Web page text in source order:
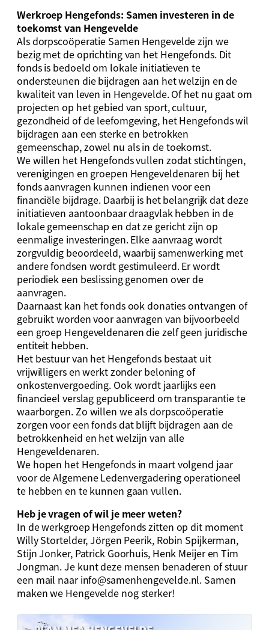
Werkroep Hengefonds: Samen investeren in de
toekomst van Hengevelde
Als dorpscoöperatie Samen Hengevelde zijn we
bezig met de oprichting van het Hengefonds. Dit
fonds is bedoeld om lokale initiatieven te
ondersteunen die bijdragen aan het welzijn en de
kwaliteit van leven in Hengevelde. Of het nu gaat om
projecten op het gebied van sport, cultuur,
gezondheid of de leefomgeving, het Hengefonds wil
bijdragen aan een sterke en betrokken
gemeenschap, zowel nu als in de toekomst.
We willen het Hengefonds vullen zodat stichtingen,
verenigingen en groepen Hengeveldenaren bij het
fonds aanvragen kunnen indienen voor een
financiële bijdrage. Daarbij is het belangrijk dat deze
initiatieven aantoonbaar draagvlak hebben in de
lokale gemeenschap en dat ze gericht zijn op
eenmalige investeringen. Elke aanvraag wordt
zorgvuldig beoordeeld, waarbij samenwerking met
andere fondsen wordt gestimuleerd. Er wordt
periodiek een beslissing genomen over de
aanvragen.
Daarnaast kan het fonds ook donaties ontvangen of
gebruikt worden voor aanvragen van bijvoorbeeld
een groep Hengeveldenaren die zelf geen juridische
entiteit hebben.
Het bestuur van het Hengefonds bestaat uit
vrijwilligers en werkt zonder beloning of
onkostenvergoeding. Ook wordt jaarlijks een
financieel verslag gepubliceerd om transparantie te
waarborgen. Zo willen we als dorpscoöperatie
zorgen voor een fonds dat blijft bijdragen aan de
betrokkenheid en het welzijn van alle
Hengeveldenaren.
We hopen het Hengefonds in maart volgend jaar
voor de Algemene Ledenvergadering operationeel
te hebben en te kunnen gaan vullen.
Heb je vragen of wil je meer weten?
In de werkgroep Hengefonds zitten op dit moment
Willy Stortelder, Jörgen Peerik, Robin Spijkerman,
Stijn Jonker, Patrick Goorhuis, Henk Meijer en Tim
Jongman. Je kunt deze mensen benaderen of stuur
een mail naarinfo@samenhengevelde.nl. Samen
maken we Hengevelde nog sterker!